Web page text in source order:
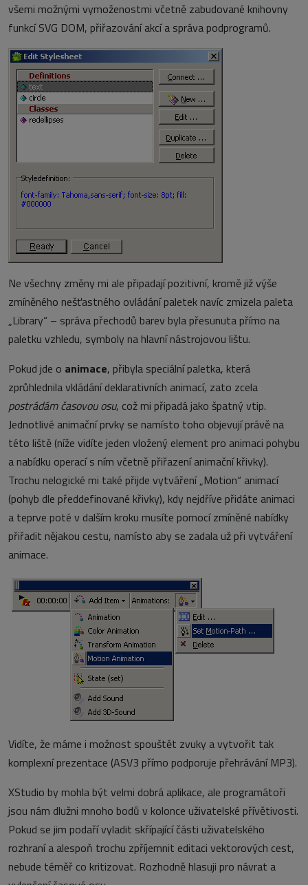
všemi možnými vymoženostmi včetně zabudované knihovny
funkcí SVG DOM, přiřazování akcí a správa podprogramů.
Ne všechny změny mi ale připadají pozitivní, kromě již výše
zmíněného nešťastného ovládání paletek navíc zmizela paleta
„Library“ – správa přechodů barev byla přesunuta přímo na
paletku vzhledu, symboly na hlavní nástrojovou lištu.
Pokud jde o animace, přibyla speciální paletka, která
zprůhlednila vkládání deklarativních animací, zato zcela
postrádám časovou osu, což mi připadá jako špatný vtip.
Jednotlivé animační prvky se namísto toho objevují právě na
této liště (níže vidíte jeden vložený element pro animaci pohybu
a nabídku operací s ním včetně přiřazení animační křivky).
Trochu nelogické mi také přijde vytváření „Motion“ animací
(pohyb dle předdefinované křivky), kdy nejdříve přidáte animaci
a teprve poté v dalším kroku musíte pomocí zmíněné nabídky
přiřadit nějakou cestu, namísto aby se zadala už při vytváření
animace.
Vidíte, že máme i možnost spouštět zvuky a vytvořit tak
komplexní prezentace (ASV3 přímo podporuje přehrávání MP3).
XStudio by mohla být velmi dobrá aplikace, ale programátoři
jsou nám dlužni mnoho bodů v kolonce uživatelské přívětivosti.
Pokud se jim podaří vyladit skřípající části uživatelského
rozhraní a alespoň trochu zpříjemnit editaci vektorových cest,
nebude téměř co kritizovat. Rozhodně hlasuji pro návrat a